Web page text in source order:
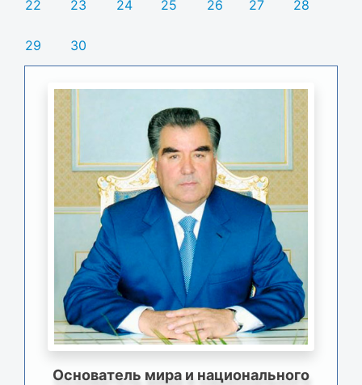
22 23 24 25 26 27 28
29 30
Основатель мира и национального